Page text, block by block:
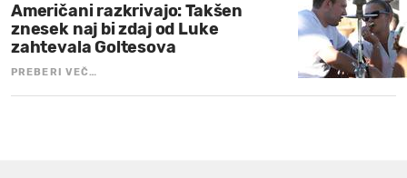
Američani razkrivajo: Takšen
znesek naj bi zdaj od Luke
zahtevala Goltesova
PREBERI VEČ…